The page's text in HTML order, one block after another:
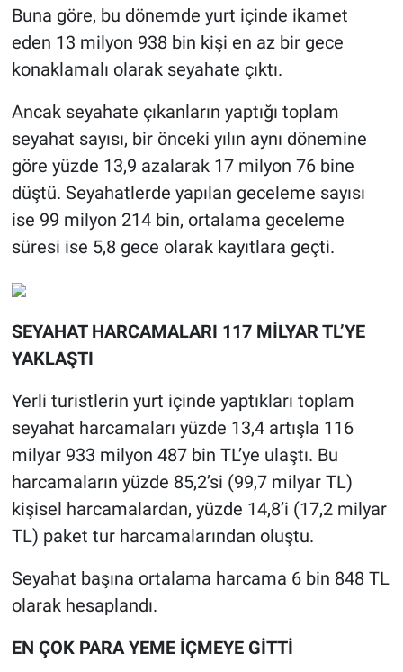
Buna göre, bu dönemde yurt içinde ikamet
eden 13 milyon 938 bin kişi en az bir gece
konaklamalı olarak seyahate çıktı.
Ancak seyahate çıkanların yaptığı toplam
seyahat sayısı, bir önceki yılın aynı dönemine
göre yüzde 13,9 azalarak 17 milyon 76 bine
düştü. Seyahatlerde yapılan geceleme sayısı
ise 99 milyon 214 bin, ortalama geceleme
süresi ise 5,8 gece olarak kayıtlara geçti.
SEYAHAT HARCAMALARI 117 MİLYAR TL’YE
YAKLAŞTI
Yerli turistlerin yurt içinde yaptıkları toplam
seyahat harcamaları yüzde 13,4 artışla 116
milyar 933 milyon 487 bin TL’ye ulaştı. Bu
harcamaların yüzde 85,2’si (99,7 milyar TL)
kişisel harcamalardan, yüzde 14,8’i (17,2 milyar
TL) paket tur harcamalarından oluştu.
Seyahat başına ortalama harcama 6 bin 848 TL
olarak hesaplandı.
EN ÇOK PARA YEME İÇMEYE GİTTİ